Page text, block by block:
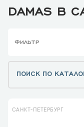
DAMAS В
ФИЛЬТР
САНКТ-ПЕТЕРБУРГ